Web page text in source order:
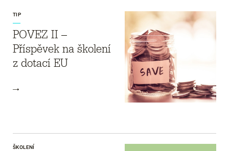
TIP
POVEZ II –
Příspěvek na školení
z dotací EU
ŠKOLENÍ